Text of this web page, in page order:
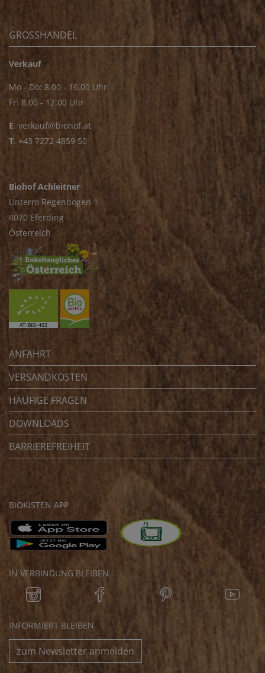
GROSSHANDEL
Verkauf
Mo - Do: 8.00 - 16.00 Uhr
Fr: 8.00 - 12.00 Uhr
E. verkauf@biohof.at
T. +43 7272 4859 50
Biohof Achleitner
Unterm Regenbogen 1
4070 Eferding
Österreich
ANFAHRT
VERSANDKOSTEN
HÄUFIGE FRAGEN
DOWNLOADS
BARRIEREFREIHEIT
BIOKISTEN APP
IN VERBINDUNG BLEIBEN
INFORMIERT BLEIBEN
zum Newsletter anmelden